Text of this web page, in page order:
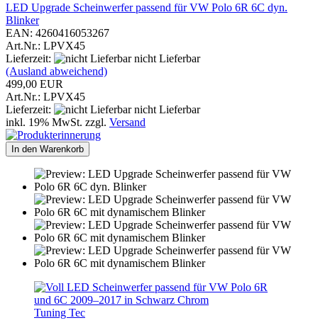
LED Upgrade Scheinwerfer passend für VW Polo 6R 6C dyn.
Blinker
EAN: 4260416053267
Art.Nr.: LPVX45
Lieferzeit:
nicht Lieferbar
(Ausland abweichend)
499,00 EUR
Art.Nr.: LPVX45
Lieferzeit:
nicht Lieferbar
inkl. 19% MwSt. zzgl. Versand
In den Warenkorb
Tuning Tec